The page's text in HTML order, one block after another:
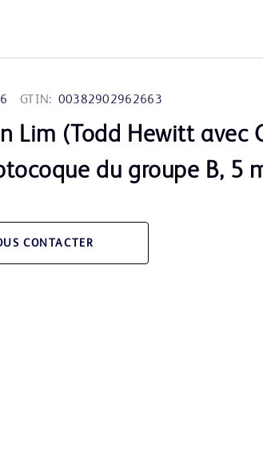
GTIN: 00382902962663
Lim (Todd Hewitt avec
du groupe B, 5
CONTACTER